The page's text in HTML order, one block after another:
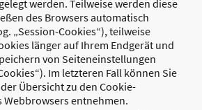
werden. Teilweise werden diese
des Browsers automatisch
„Session-Cookies“), teilweise
länger auf Ihrem Endgerät und
von Seiteneinstellungen
Im letzteren Fall können Sie
Übersicht zu den Cookie-
Webbrowsers entnehmen.